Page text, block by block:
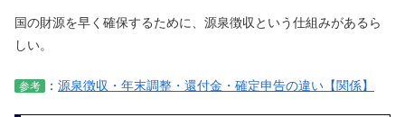
国の財源を早く確保するために、源泉徴収という仕組みがあるら
しい。
参考 ： 源泉徴収・年末調整・還付金・確定申告の違い【関係】